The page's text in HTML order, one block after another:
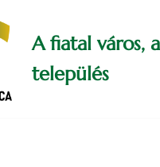
A fiatal város,
település